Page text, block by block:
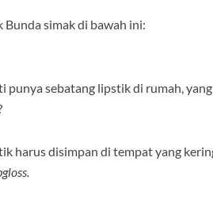
Bunda simak di bawah ini:
punya sebatang lipstik di rumah, yang
harus disimpan di tempat yang